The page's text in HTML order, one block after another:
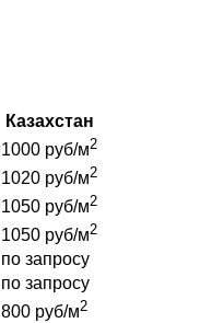
Казахстан
1000 руб/м2
1020 руб/м2
1050 руб/м2
1050 руб/м2
по запросу
по запросу
800 руб/м2